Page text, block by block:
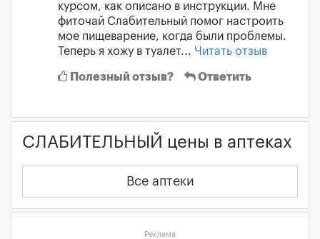
курсом, как описано в инструкции. Мне
фиточай Слабительный помог настроить
мое пищеварение, когда были проблемы.
Теперь я хожу в туалет... Читать отзыв
Полезный отзыв? Ответить
СЛАБИТЕЛЬНЫЙ цены в аптеках
Все аптеки
Реклама